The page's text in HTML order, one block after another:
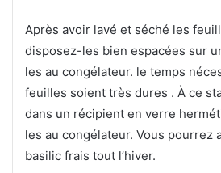
Après avoir lavé et séché les
disposez-les bien espacées sur
les au congélateur. le temps
feuilles soient très dures . À ce
dans un récipient en verre
les au congélateur. Vous pourrez
basilic frais tout l’hiver.